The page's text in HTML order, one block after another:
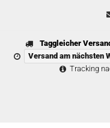
Taggleicher
Versand am nächsten
Tracking